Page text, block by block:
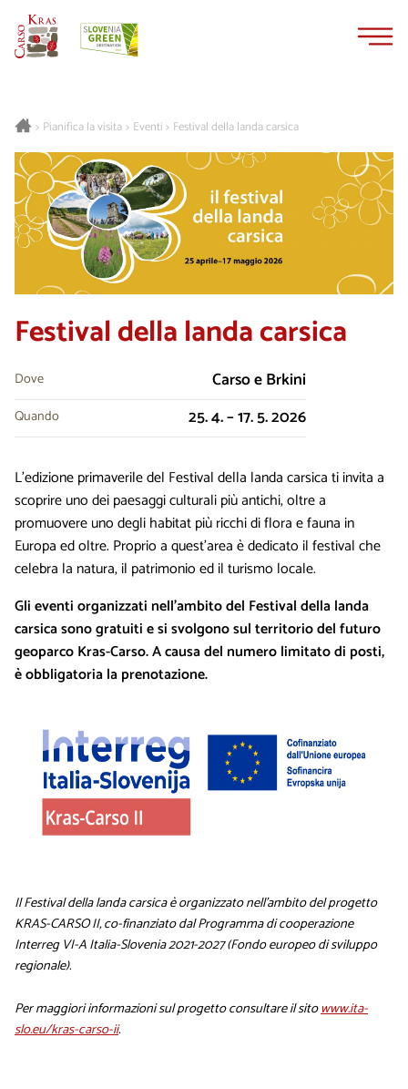
> Pianifica la visita> Eventi > Festival della landa carsica
Festival della landa carsica
Dove Carso e Brkini
Quando 25. 4. – 17. 5. 2026
L’edizione primaverile del Festival della landa carsica ti invita a
scoprire uno dei paesaggi culturali più antichi, oltre a
promuovere uno degli habitat più ricchi di flora e fauna in
Europa ed oltre. Proprio a quest’area è dedicato il festival che
celebra la natura, il patrimonio ed il turismo locale.
Gli eventi organizzati nell’ambito del Festival della landa
carsica sono gratuiti e si svolgono sul territorio del futuro
geoparco Kras-Carso. A causa del numero limitato di posti,
è obbligatoria la prenotazione.
Il Festival della landa carsica è organizzato nell’ambito del progetto
KRAS-CARSO II, co-finanziato dal Programma di cooperazione
Interreg VI-A Italia-Slovenia 2021-2027 (Fondo europeo di sviluppo
regionale).
Per maggiori informazioni sul progetto consultare il sitowww.ita-
slo.eu/kras-carso-ii.